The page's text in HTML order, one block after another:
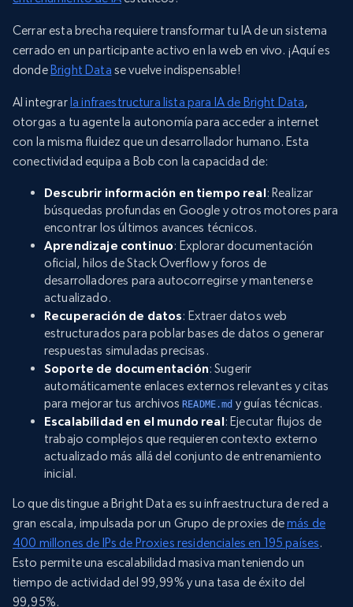
Cerrar esta brecha requiere transformar tu IA de un sistema
cerrado en un participante activo en la web en vivo. ¡Aquí es
donde Bright Data se vuelve indispensable!
Al integrar la infraestructura lista para IA de Bright Data,
otorgas a tu agente la autonomía para acceder a internet
con la misma fluidez que un desarrollador humano. Esta
conectividad equipa a Bob con la capacidad de:
Descubrir información en tiempo real: Realizar
búsquedas profundas en Google y otros motores para
encontrar los últimos avances técnicos.
Aprendizaje continuo: Explorar documentación
oficial, hilos de Stack Overflow y foros de
desarrolladores para autocorregirse y mantenerse
actualizado.
Recuperación de datos: Extraer datos web
estructurados para poblar bases de datos o generar
respuestas simuladas precisas.
Soporte de documentación: Sugerir
automáticamente enlaces externos relevantes y citas
para mejorar tus archivosREADME.md y guías técnicas.
Escalabilidad en el mundo real: Ejecutar flujos de
trabajo complejos que requieren contexto externo
actualizado más allá del conjunto de entrenamiento
inicial.
Lo que distingue a Bright Data es su infraestructura de red a
gran escala, impulsada por un Grupo de proxies demás de
400 millones de IPs de Proxies residenciales en 195 países.
Esto permite una escalabilidad masiva manteniendo un
tiempo de actividad del 99,99% y una tasa de éxito del
99,95%.